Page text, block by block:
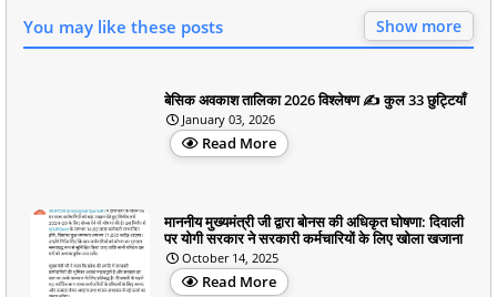
You may like these posts Show more
बेसिक अवकाश तालिका 2026 विश्लेषण ✍️ कुल 33 छुट्टियाँ
January 03, 2026
Read More
माननीय मुख्यमंत्री जी द्वारा बोनस की अधिकृत घोषणा: दिवाली
पर योगी सरकार ने सरकारी कर्मचारियों के लिए खोला खजाना
October 14, 2025
Read More